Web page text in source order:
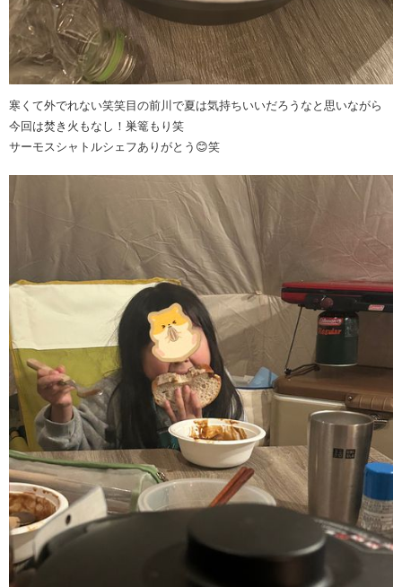
寒くて外でれない笑笑目の前川で夏は気持ちいいだろうなと思いながら
今回は焚き火もなし！巣篭もり笑
サーモスシャトルシェフありがとう😊笑